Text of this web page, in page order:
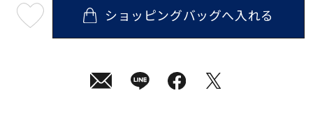
08
ショッピングバッグへ入れる